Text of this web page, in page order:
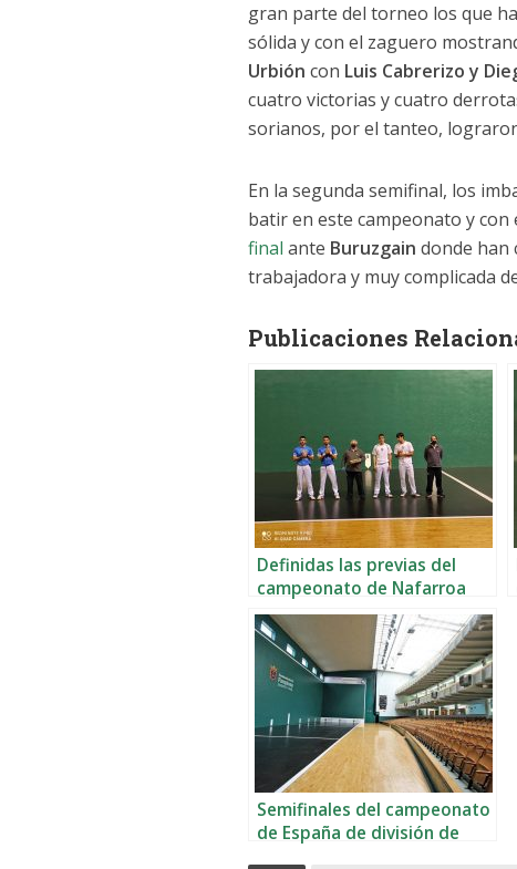
gran parte del torneo los que
sólida y con el zaguero
Urbión con Luis Cabrerizo y
cuatro victorias y cuatro
sorianos, por el tanteo,
En la segunda semifinal, los
batir en este campeonato y
final ante Buruzgain donde han
trabajadora y muy complicada
Publicaciones
Definidas las previas del
campeonato de Nafarroa
por parejas
Semifinales del campeonato
de España de división de